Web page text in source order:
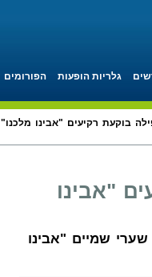
גלריות הופעות הפורומים
בוקעת רקיעים "אבינו מלכנו"
"אבינו
שמיים "אבינו